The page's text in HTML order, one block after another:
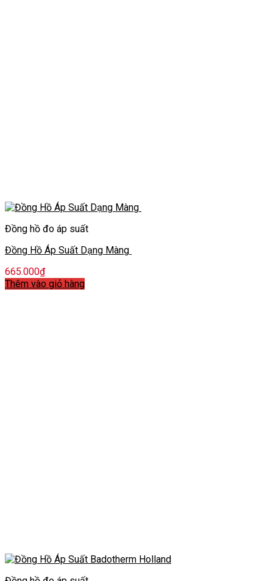
Đồng hồ đo áp suất
Đồng Hồ Áp Suất Dạng Màng
665.000₫
Thêm vào giỏ hàng